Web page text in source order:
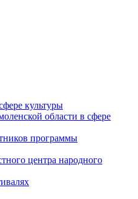
культуры
области в сфере
программы
центра народного